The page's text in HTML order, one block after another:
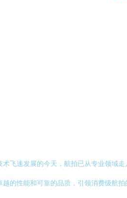
术飞速发展的今天，航拍已从专业领域
越的性能和可靠的品质，引领消费级航